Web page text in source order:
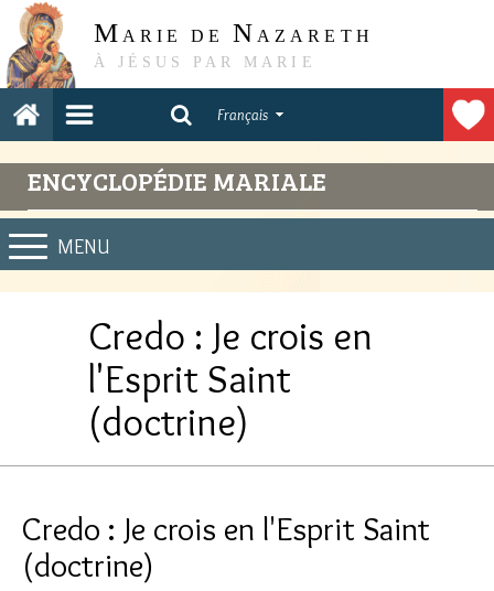
M ARIE DE N AZARETH
À JÉSUS PAR MARIE
Français
ENCYCLOPÉDIE MARIALE
MENU
Credo : Je crois en
l'Esprit Saint
(doctrine)
Credo : Je crois en l'Esprit Saint
(doctrine)